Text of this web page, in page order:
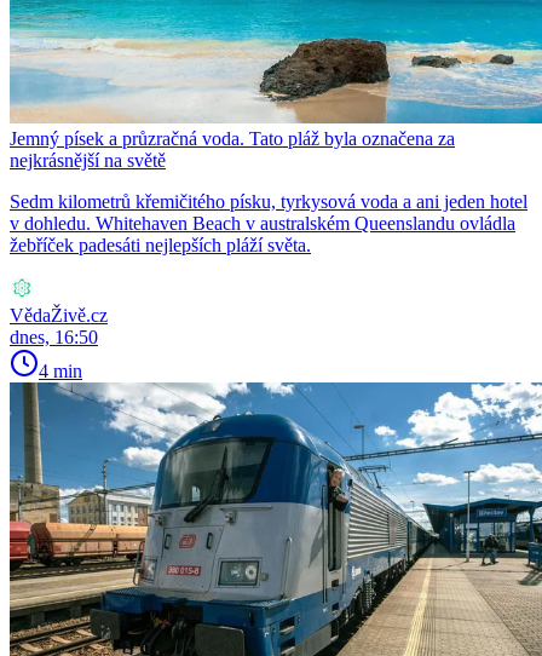
Jemný písek a průzračná voda. Tato pláž byla označena za
nejkrásnější na světě
Sedm kilometrů křemičitého písku, tyrkysová voda a ani jeden hotel
v dohledu. Whitehaven Beach v australském Queenslandu ovládla
žebříček padesáti nejlepších pláží světa.
VědaŽivě.cz
dnes, 16:50
4 min